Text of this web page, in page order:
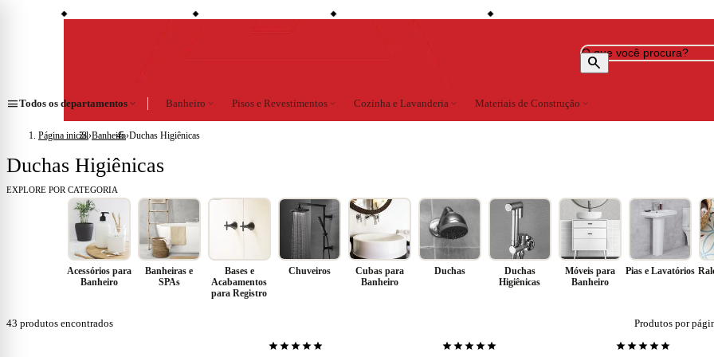
shopping_bagCompre no site e retire na loja credit_cardTodo o site em até 5x sem juros local_shippingEntrega Grátis (consulte localidades) storefrontLojas em Cataguases · Muriaé · Leopoldina · Ubá · Juiz
search
menuTodos os departamentos expand_more Banheiro expand_more Pisos e Revestimentos expand_more Cozinha e Lavanderia expand_more Materiais de Construção expand_more
Página inicial ›Banheiro›Duchas Higiênicas
Duchas Higiênicas
EXPLORE POR CATEGORIA
Acessórios para
Banheiro
Banheiras e
SPAs
Bases e
Acabamentos
para Registro
Chuveiros
Cubas para
Banheiro
Duchas
Duchas
Higiênicas
Móveis para
Banheiro
Pias e Lavatórios
43 produtos encontrados Produtos por
starstarstarstarstar starstarstarstarstar starstarstarstarstar